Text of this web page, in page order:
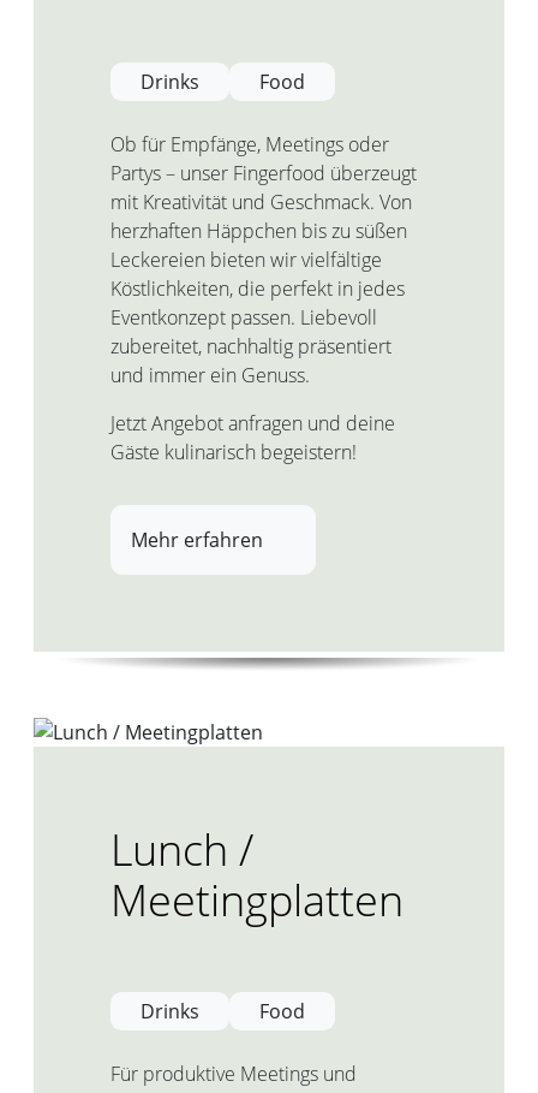
Drinks Food
Ob für Empfänge, Meetings oder
Partys – unser Fingerfood überzeugt
mit Kreativität und Geschmack. Von
herzhaften Häppchen bis zu süßen
Leckereien bieten wir vielfältige
Köstlichkeiten, die perfekt in jedes
Eventkonzept passen. Liebevoll
zubereitet, nachhaltig präsentiert
und immer ein Genuss.
Jetzt Angebot anfragen und deine
Gäste kulinarisch begeistern!
Mehr erfahren
Lunch /
Meetingplatten
Drinks Food
Für produktive Meetings und